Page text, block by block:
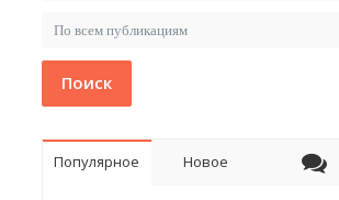
Поиск
Популярное Новое